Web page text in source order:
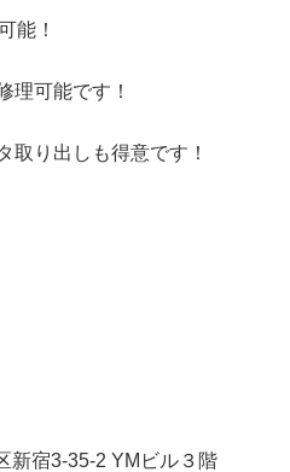
能！
理可能です！
取り出しも得意です！
新宿3-35-2 YM ビル３階